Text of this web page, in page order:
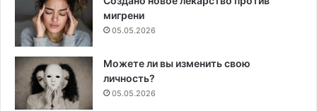
мигрени
05.05.2026
Можете ли вы изменить свою
личность?
05.05.2026